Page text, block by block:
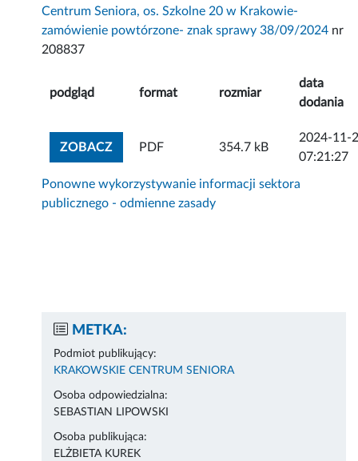
Centrum Seniora, os. Szkolne 20 w Krakowie-
zamówienie powtórzone- znak sprawy 38/09/2024 nr
208837
podgląd format rozmiar
data
dodania
ZOBACZZOBACZ ZAŁĄCZNIK
PDF 354.7 kB
2024-11-
07:21:27
Ponowne wykorzystywanie informacji sektora
publicznego - odmienne zasady
METKA:
Podmiot publikujący:
KRAKOWSKIE CENTRUM SENIORA
Osoba odpowiedzialna:
SEBASTIAN LIPOWSKI
Osoba publikująca:
ELŻBIETA KUREK